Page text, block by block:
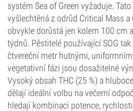
systém Sea of Green vyžaduje.
vyšlechtěná z odrůd Critical Mass a
obvykle dorůstá jen kolem 100 cm
týdnů. Pěstitelé používající SOG
čtvereční metr hutnými,
vegetativní fázi jsou dosažitelné
Vysoký obsah THC (25 %) a
dělají ideální volbu na večerní
hledají kombinaci potence,